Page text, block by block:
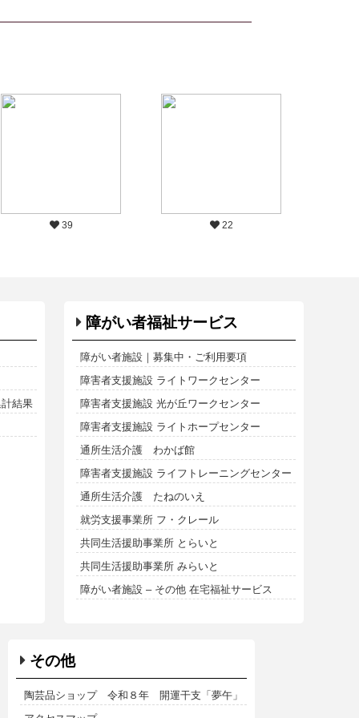
39 22
結果
障がい者福祉サービス
障がい者施設｜募集中・ご利用要項
障害者支援施設 ライトワークセンター
障害者支援施設 光が丘ワークセンター
障害者支援施設 ライトホープセンター
通所生活介護 わかば館
障害者支援施設 ライフトレーニングセンター
通所生活介護 たねのいえ
就労支援事業所 フ・クレール
共同生活援助事業所 とらいと
共同生活援助事業所 みらいと
障がい者施設 – その他 在宅福祉サービス
その他
陶芸品ショップ 令和８年 開運干支「夢午」